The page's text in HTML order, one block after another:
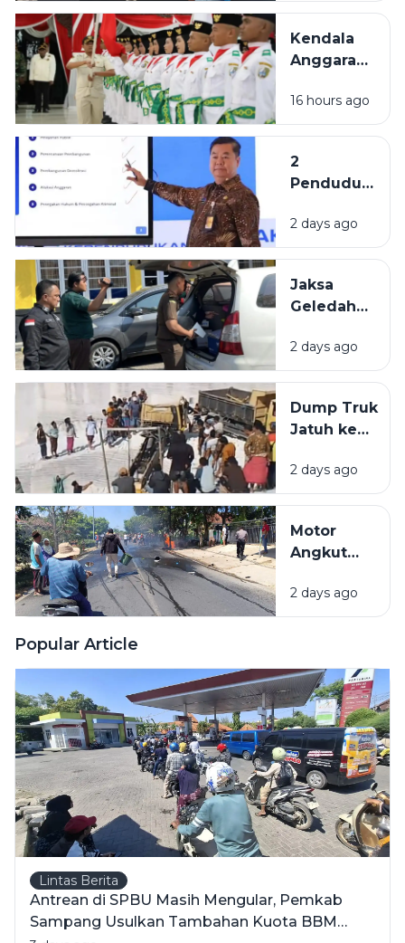
Nama
Sampang
Nasional
Kendala
Anggaran,
Paskibraka
Sampang
Penuhi
Komposisi
16 hours ago
2
Penduduk
Indonesia
Berasal
Bangkalan
dan
2 days ago
Jaksa
Geledah
PUPR
Pamekasan,
Terkait
Proyek
Miliar.
2 days ago
Dump Truk
Jatuh ke
Galian C di
Pamekasan,
Selamat
2 days ago
Motor
Angkut
BBM
Terbakar
Pamekasan,
1 Orang
Meninggal
2 days ago
Popular Article
Lintas Berita
Antrean di SPBU Masih Mengular, Pemkab
Sampang Usulkan Tambahan Kuota BBM